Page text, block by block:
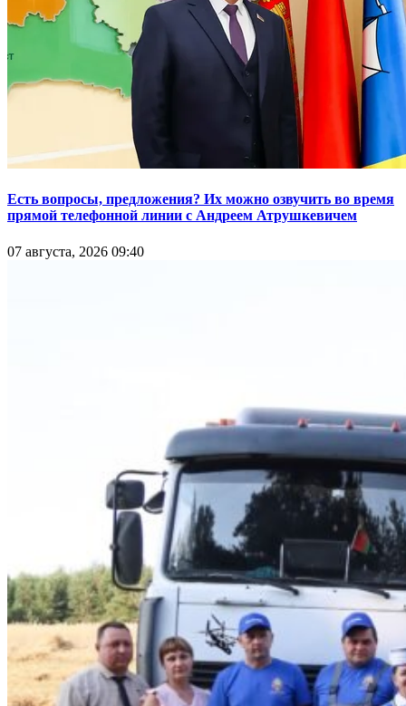
Есть вопросы, предложения? Их можно озвучить во время
прямой телефонной линии с Андреем Атрушкевичем
07 августа, 2026 09:40